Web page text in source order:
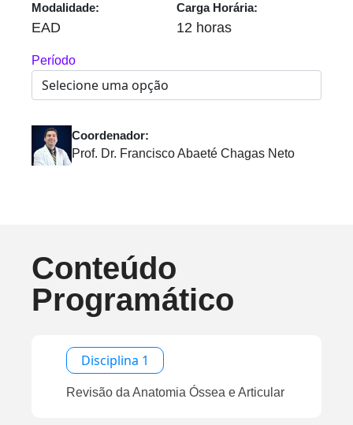
Modalidade:
EAD
Carga Horária:
12 horas
Período
Coordenador:
Prof. Dr. Francisco Abaeté Chagas Neto
Conteúdo
Programático
Disciplina 1
Revisão da Anatomia Óssea e Articular